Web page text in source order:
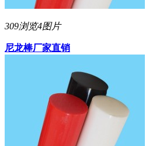
309浏览4图片
尼龙棒厂家直销